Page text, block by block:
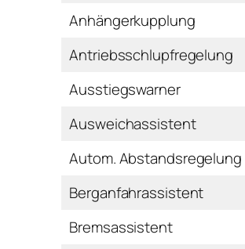
Anhängerkupplung
Antriebsschlupfregelung
Ausstiegswarner
Ausweichassistent
Autom. Abstandsregelung
Berganfahrassistent
Bremsassistent